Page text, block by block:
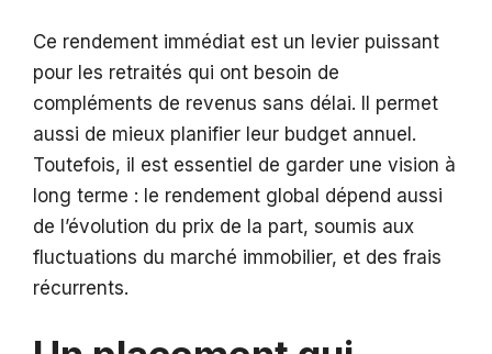
Ce rendement immédiat est un levier puissant
pour les retraités qui ont besoin de
compléments de revenus sans délai. Il permet
aussi de mieux planifier leur budget annuel.
Toutefois, il est essentiel de garder une vision à
long terme : le rendement global dépend aussi
de l’évolution du prix de la part, soumis aux
fluctuations du marché immobilier, et des frais
récurrents.